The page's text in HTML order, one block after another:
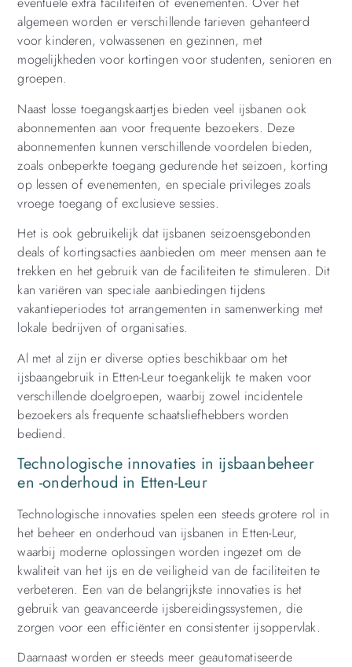
algemeen worden er verschillende tarieven gehanteerd
voor kinderen, volwassenen en gezinnen, met
mogelijkheden voor kortingen voor studenten, senioren en
groepen.
Naast losse toegangskaartjes bieden veel ijsbanen ook
abonnementen aan voor frequente bezoekers. Deze
abonnementen kunnen verschillende voordelen bieden,
zoals onbeperkte toegang gedurende het seizoen, korting
op lessen of evenementen, en speciale privileges zoals
vroege toegang of exclusieve sessies.
Het is ook gebruikelijk dat ijsbanen seizoensgebonden
deals of kortingsacties aanbieden om meer mensen aan te
trekken en het gebruik van de faciliteiten te stimuleren. Dit
kan variëren van speciale aanbiedingen tijdens
vakantieperiodes tot arrangementen in samenwerking met
lokale bedrijven of organisaties.
Al met al zijn er diverse opties beschikbaar om het
ijsbaangebruik in Etten-Leur toegankelijk te maken voor
verschillende doelgroepen, waarbij zowel incidentele
bezoekers als frequente schaatsliefhebbers worden
bediend.
Technologische innovaties in ijsbaanbeheer
en -onderhoud in Etten-Leur
Technologische innovaties spelen een steeds grotere rol in
het beheer en onderhoud van ijsbanen in Etten-Leur,
waarbij moderne oplossingen worden ingezet om de
kwaliteit van het ijs en de veiligheid van de faciliteiten te
verbeteren. Een van de belangrijkste innovaties is het
gebruik van geavanceerde ijsbereidingssystemen, die
zorgen voor een efficiënter en consistenter ijsoppervlak.
Daarnaast worden er steeds meer geautomatiseerde